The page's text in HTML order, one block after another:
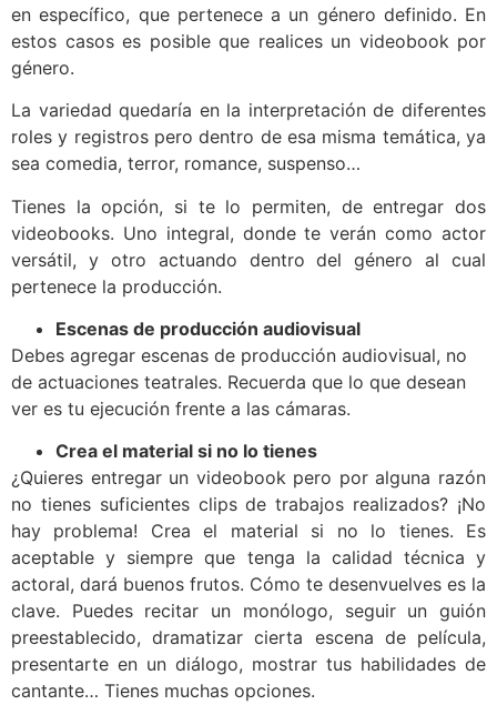
en específico, que pertenece a un género definido. En
estos casos es posible que realices un videobook por
género.
La variedad quedaría en la interpretación de diferentes
roles y registros pero dentro de esa misma temática, ya
sea comedia, terror, romance, suspenso…
Tienes la opción, si te lo permiten, de entregar dos
videobooks. Uno integral, donde te verán como actor
versátil, y otro actuando dentro del género al cual
pertenece la producción.
Escenas de producción audiovisual
Debes agregar escenas de producción audiovisual, no
de actuaciones teatrales. Recuerda que lo que desean
ver es tu ejecución frente a las cámaras.
Crea el material si no lo tienes
¿Quieres entregar un videobook pero por alguna razón
no tienes suficientes clips de trabajos realizados? ¡No
hay problema! Crea el material si no lo tienes. Es
aceptable y siempre que tenga la calidad técnica y
actoral, dará buenos frutos. Cómo te desenvuelves es la
clave. Puedes recitar un monólogo, seguir un guión
preestablecido, dramatizar cierta escena de película,
presentarte en un diálogo, mostrar tus habilidades de
cantante… Tienes muchas opciones.